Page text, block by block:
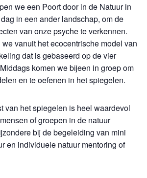
we een Poort door in de Natuur in
in een ander landschap, om de
van onze psyche te verkennen.
vanuit het ecocentrische model van
dat is gebaseerd op de vier
komen we bijeen in groep om
en te oefenen in het spiegelen.
van het spiegelen is heel waardevol
of groepen in de natuur
bij de begeleiding van mini
en individuele natuur mentoring of